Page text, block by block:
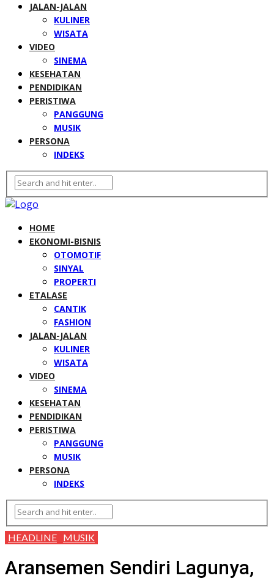
JALAN-JALAN
KULINER
WISATA
VIDEO
SINEMA
KESEHATAN
PENDIDIKAN
PERISTIWA
PANGGUNG
MUSIK
PERSONA
INDEKS
HOME
EKONOMI-BISNIS
OTOMOTIF
SINYAL
PROPERTI
ETALASE
CANTIK
FASHION
JALAN-JALAN
KULINER
WISATA
VIDEO
SINEMA
KESEHATAN
PENDIDIKAN
PERISTIWA
PANGGUNG
MUSIK
PERSONA
INDEKS
HEADLINE MUSIK
Aransemen Sendiri Lagunya,